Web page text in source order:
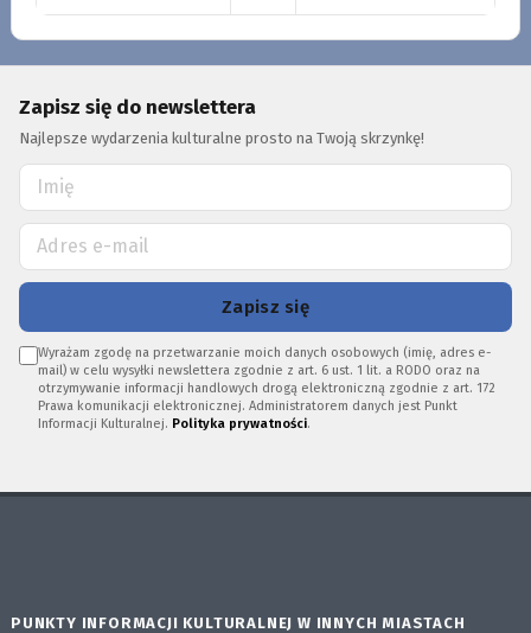
Zapisz się do newslettera
Najlepsze wydarzenia kulturalne prosto na Twoją skrzynkę!
Zapisz się
Wyrażam zgodę na przetwarzanie moich danych osobowych (imię, adres e-
mail) w celu wysyłki newslettera zgodnie z art. 6 ust. 1 lit. a RODO oraz na
otrzymywanie informacji handlowych drogą elektroniczną zgodnie z art. 172
Prawa komunikacji elektronicznej. Administratorem danych jest Punkt
Informacji Kulturalnej. Polityka prywatności.
PUNKTY INFORMACJI KULTURALNEJ W INNYCH MIASTACH